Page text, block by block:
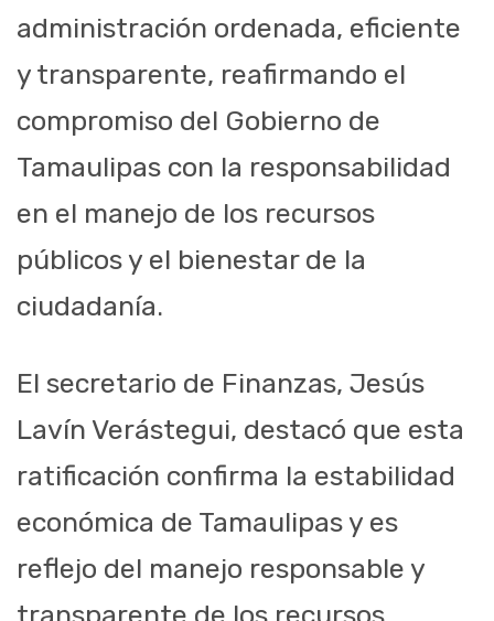
administración ordenada, eficiente
y transparente, reafirmando el
compromiso del Gobierno de
Tamaulipas con la responsabilidad
en el manejo de los recursos
públicos y el bienestar de la
ciudadanía.
El secretario de Finanzas, Jesús
Lavín Verástegui, destacó que esta
ratificación confirma la estabilidad
económica de Tamaulipas y es
reflejo del manejo responsable y